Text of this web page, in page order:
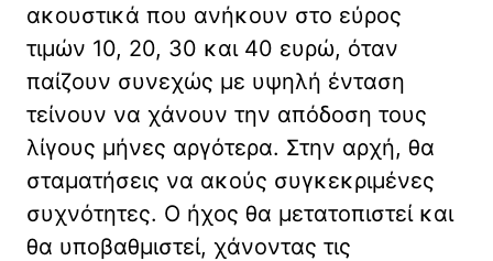
ακουστικά που ανήκουν στο εύρος
τιμών 10, 20, 30 και 40 ευρώ, όταν
παίζουν συνεχώς με υψηλή ένταση
τείνουν να χάνουν την απόδοση τους
λίγους μήνες αργότερα. Στην αρχή, θα
σταματήσεις να ακούς συγκεκριμένες
συχνότητες. Ο ήχος θα μετατοπιστεί και
θα υποβαθμιστεί, χάνοντας τις